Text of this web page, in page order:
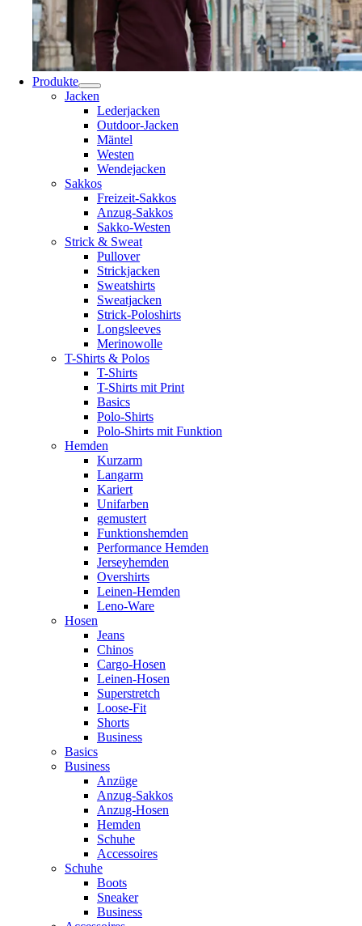
Produkte
Jacken
Lederjacken
Outdoor-Jacken
Mäntel
Westen
Wendejacken
Sakkos
Freizeit-Sakkos
Anzug-Sakkos
Sakko-Westen
Strick & Sweat
Pullover
Strickjacken
Sweatshirts
Sweatjacken
Strick-Poloshirts
Longsleeves
Merinowolle
T-Shirts & Polos
T-Shirts
T-Shirts mit Print
Basics
Polo-Shirts
Polo-Shirts mit Funktion
Hemden
Kurzarm
Langarm
Kariert
Unifarben
gemustert
Funktionshemden
Performance Hemden
Jerseyhemden
Overshirts
Leinen-Hemden
Leno-Ware
Hosen
Jeans
Chinos
Cargo-Hosen
Leinen-Hosen
Superstretch
Loose-Fit
Shorts
Business
Basics
Business
Anzüge
Anzug-Sakkos
Anzug-Hosen
Hemden
Schuhe
Accessoires
Schuhe
Boots
Sneaker
Business